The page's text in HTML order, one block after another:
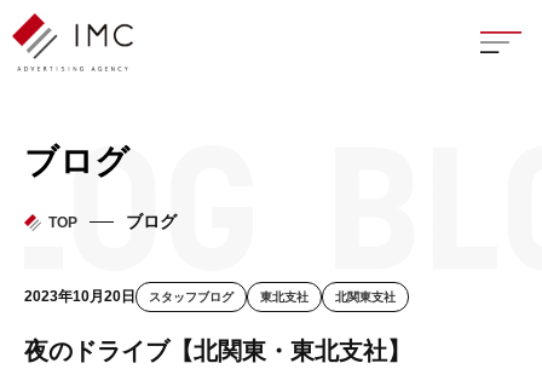
座談
ブログ
TOP ブログ
2023年10月20日 スタッフブログ 東北支社 北関東支社
夜のドライブ【北関東・東北支社】